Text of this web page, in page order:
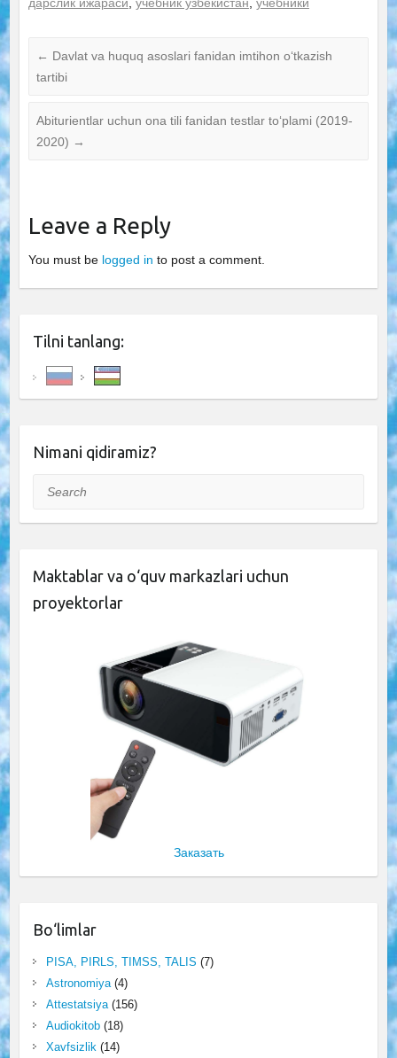
дарслик ижараси, учебник узбекистан, учебники
← Davlat va huquq asoslari fanidan imtihon oʻtkazish
tartibi
Abiturientlar uchun ona tili fanidan testlar to‘plami (2019-
2020) →
Leave a Reply
You must be logged in to post a comment.
Tilni tanlang:
Nimani qidiramiz?
Search
Maktablar va o‘quv markazlari uchun
proyektorlar
Заказать
Bo‘limlar
PISA, PIRLS, TIMSS, TALIS (7)
Astronomiya(4)
Attestatsiya(156)
Audiokitob(18)
Xavfsizlik(14)